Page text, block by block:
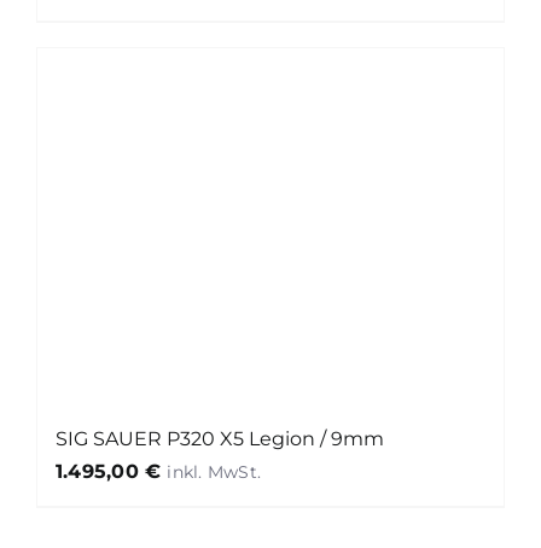
SIG SAUER P320 X5 Legion / 9mm
1.495,00€